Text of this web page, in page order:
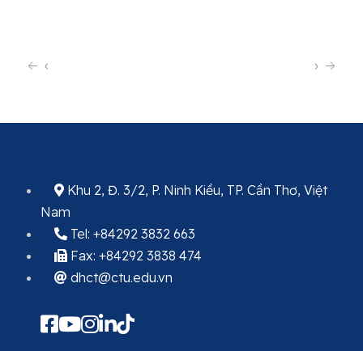
‹ ›
Khu 2, Đ. 3/2, P. Ninh Kiều, TP. Cần Thơ, Việt
Nam
Tel: +84292 3832 663
Fax: +84292 3838 474
dhct@ctu.edu.vn